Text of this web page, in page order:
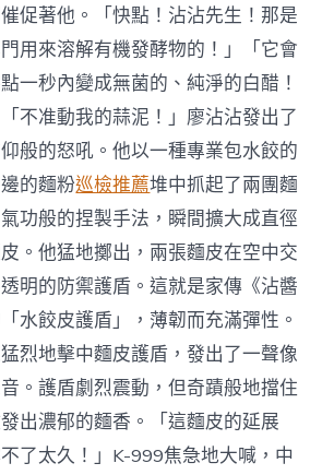
促著他。「快點！沾沾先生！那是
用來溶解有機發酵物的！」「它會
一秒內變成無菌的、純淨的白醋！
不准動我的蒜泥！」廖沾沾發出了
般的怒吼。他以一種專業包水餃的
的麵粉巡檢推薦堆中抓起了兩團麵
功般的捏製手法，瞬間擴大成直徑
。他猛地擲出，兩張麵皮在空中交
明的防禦護盾。這就是家傳《沾醬
水餃皮護盾」，薄韌而充滿彈性。
烈地擊中麵皮護盾，發出了一聲像
。護盾劇烈震動，但奇蹟般地擋住
出濃郁的麵香。「這麵皮的延展
了太久！」K-999焦急地大喊，中